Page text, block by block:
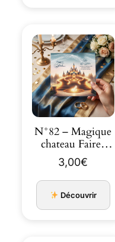
N°82 – Magique
chateau Faire-
part Cendrillon
Pan…
3,00€
Découvrir